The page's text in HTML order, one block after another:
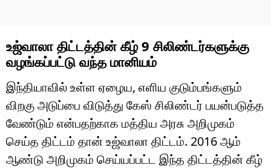
உஜ்வாலா திட்டத்தின் கீழ் 9 சிலிண்டர்களுக்கு
வழங்கப்பட்டு வந்த மானியம்
இந்தியாவில் உள்ள ஏழைய, எளிய குடும்பங்களும்
விறகு அடுப்பை விடுத்து கேஸ் சிலிண்டர் பயன்படுத்த
வேண்டும் என்பதற்காக மத்திய அரசு அறிமுகம்
செய்த திட்டம் தான் உஜ்வாலா திட்டம். 2016 ஆம்
ஆண்டு அறிமுகம் செய்யப்பட்ட இந்த திட்டத்தின் கீழ்